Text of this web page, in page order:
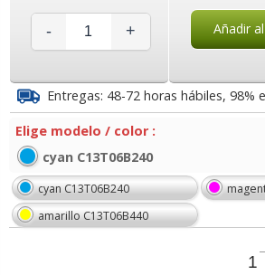
- + Añadir
Entregas: 48-72 horas hábiles, 98%
Elige modelo / color :
cyan C13T06B240
cyan C13T06B240
amarillo C13T06B440
1